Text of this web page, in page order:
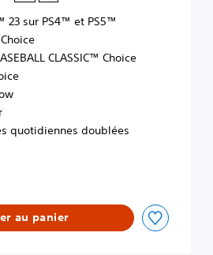
23 sur PS4™ et PS5™
CLASSIC™ Choice
quotidiennes doublées
au panier